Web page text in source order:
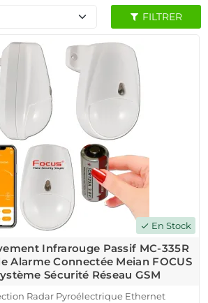
FILTRER
check En Stock
Infrarouge Passif MC-335R
Alarme Connectée Meian FOCUS
Sécurité Réseau GSM
Radar Pyroélectrique Ethernet